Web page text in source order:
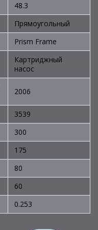
48.3
Прямоугольный
Prism Frame
Картриджный
насос
2006
3539
300
175
80
60
0.253